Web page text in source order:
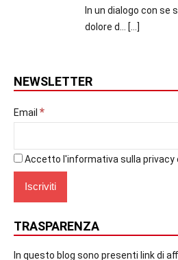
In un dialogo con se
dolore d...
[…]
NEWSLETTER
Email *
Accetto l'informativa sulla privacy
TRASPARENZA
In questo blog sono presenti link di